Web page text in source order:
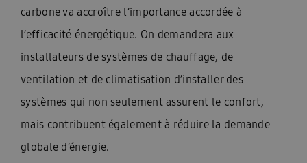
carbone va accroître l’importance accordée à
l’efficacité énergétique. On demandera aux
installateurs de systèmes de chauffage, de
ventilation et de climatisation d’installer des
systèmes qui non seulement assurent le confort,
mais contribuent également à réduire la demande
globale d’énergie.